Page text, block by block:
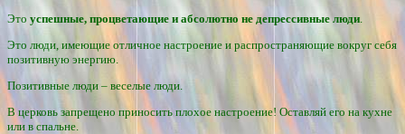
Это успешные, процветающие и абсолютно не депрессивные люди
Это люди, имеющие отличное настроение и распространяющие вокруг себя
позитивную энергию.
Позитивные люди – веселые люди.
В церковь запрещено приносить плохое настроение! Оставляй его на кухне
или в спальне.